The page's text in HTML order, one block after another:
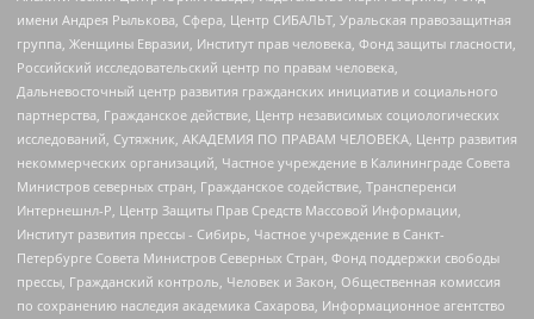
имени Андрея Рылькова, Сфера, Центр СИБАЛЬТ, Уральская правозащитная
группа, Женщины Евразии, Институт прав человека, Фонд защиты гласности,
Российский исследовательский центр по правам человека,
Дальневосточный центр развития гражданских инициатив и социального
партнерства, Гражданское действие, Центр независимых социологических
исследований, Сутяжник, АКАДЕМИЯ ПО ПРАВАМ ЧЕЛОВЕКА, Центр развития
некоммерческих организаций, Частное учреждение в Калининграде Совета
Министров северных стран, Гражданское содействие, Трансперенси
Интернешнл-Р, Центр Защиты Прав Средств Массовой Информации,
Институт развития прессы - Сибирь, Частное учреждение в Санкт-
Петербурге Совета Министров Северных Стран, Фонд поддержки свободы
прессы, Гражданский контроль, Человек и Закон, Общественная комиссия
по сохранению наследия академика Сахарова, Информационное агентство